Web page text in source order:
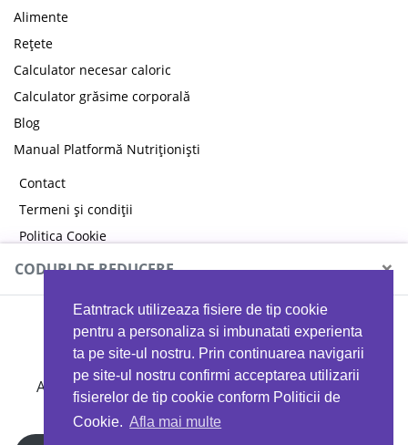
Eatntrack utilizeaza fisiere de tip cookie
pentru a personaliza si imbunatati experienta
ta pe site-ul nostru. Prin continuarea navigarii
pe site-ul nostru confirmi acceptarea utilizarii
fisierelor de tip cookie conform Politicii de
Cookie. Afla mai multe
Alimente
Rețete
Calculator necesar caloric
Calculator grăsime corporală
Blog
Manual Platformă Nutriționiști
Contact
Termeni și condiții
Politica Cookie
Politica de confidențialitate
CODURI DE REDUCERE ×
MYPROTEIN
Ai 40%reducere la orice comandă folosind codul
EATTRACK